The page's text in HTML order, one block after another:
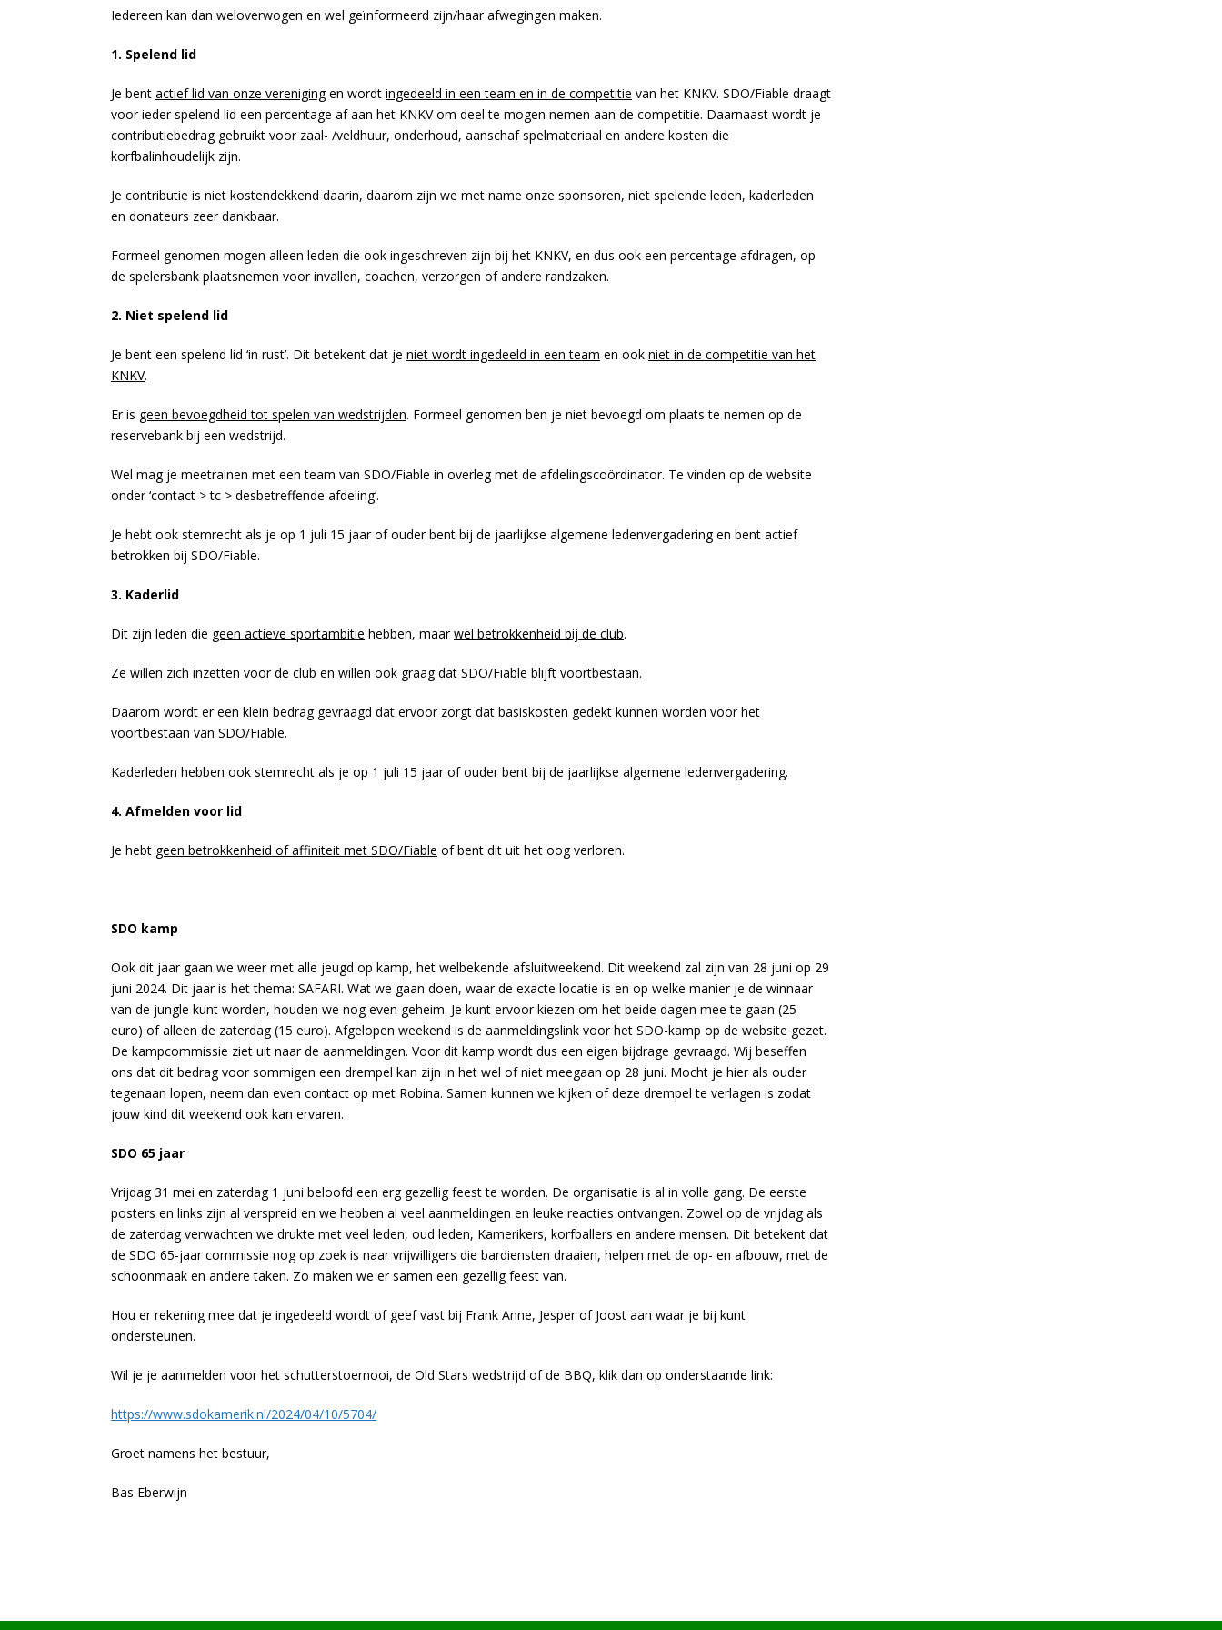
Iedereen kan dan weloverwogen en wel geïnformeerd zijn/haar afwegingen maken.
1. Spelend lid
Je bent actief lid van onze verenigingen wordt ingedeeld in een team en in de competitie van het KNKV. SDO/Fiable draagt
voor ieder spelend lid een percentage af aan het KNKV om deel te mogen nemen aan de competitie. Daarnaast wordt je
contributiebedrag gebruikt voor zaal- /veldhuur, onderhoud, aanschaf spelmateriaal en andere kosten die
korfbalinhoudelijk zijn.
Je contributie is niet kostendekkend daarin, daarom zijn we met name onze sponsoren, niet spelende leden, kaderleden
en donateurs zeer dankbaar.
Formeel genomen mogen alleen leden die ook ingeschreven zijn bij het KNKV, en dus ook een percentage afdragen, op
de spelersbank plaatsnemen voor invallen, coachen, verzorgen of andere randzaken.
2. Niet spelend lid
Je bent een spelend lid ‘in rust’. Dit betekent dat je niet wordt ingedeeld in een team en ook niet in de competitie van het
KNKV.
Er is geen bevoegdheid tot spelen van wedstrijden. Formeel genomen ben je niet bevoegd om plaats te nemen op de
reservebank bij een wedstrijd.
Wel mag je meetrainen met een team van SDO/Fiable in overleg met de afdelingscoördinator. Te vinden op de website
onder ‘contact > tc > desbetreffende afdeling’.
Je hebt ook stemrecht als je op 1 juli 15 jaar of ouder bent bij de jaarlijkse algemene ledenvergadering en bent actief
betrokken bij SDO/Fiable.
3. Kaderlid
Dit zijn leden die geen actieve sportambitie hebben, maarwel betrokkenheid bij de club.
Ze willen zich inzetten voor de club en willen ook graag dat SDO/Fiable blijft voortbestaan.
Daarom wordt er een klein bedrag gevraagd dat ervoor zorgt dat basiskosten gedekt kunnen worden voor het
voortbestaan van SDO/Fiable.
Kaderleden hebben ook stemrecht als je op 1 juli 15 jaar of ouder bent bij de jaarlijkse algemene ledenvergadering.
4. Afmelden voor lid
Je hebt geen betrokkenheid of affiniteit met SDO/Fiable of bent dit uit het oog verloren.
SDO kamp
Ook dit jaar gaan we weer met alle jeugd op kamp, het welbekende afsluitweekend. Dit weekend zal zijn van 28 juni op 29
juni 2024. Dit jaar is het thema: SAFARI. Wat we gaan doen, waar de exacte locatie is en op welke manier je de winnaar
van de jungle kunt worden, houden we nog even geheim. Je kunt ervoor kiezen om het beide dagen mee te gaan (25
euro) of alleen de zaterdag (15 euro). Afgelopen weekend is de aanmeldingslink voor het SDO-kamp op de website gezet.
De kampcommissie ziet uit naar de aanmeldingen. Voor dit kamp wordt dus een eigen bijdrage gevraagd. Wij beseffen
ons dat dit bedrag voor sommigen een drempel kan zijn in het wel of niet meegaan op 28 juni. Mocht je hier als ouder
tegenaan lopen, neem dan even contact op met Robina. Samen kunnen we kijken of deze drempel te verlagen is zodat
jouw kind dit weekend ook kan ervaren.
SDO 65 jaar
Vrijdag 31 mei en zaterdag 1 juni beloofd een erg gezellig feest te worden. De organisatie is al in volle gang. De eerste
posters en links zijn al verspreid en we hebben al veel aanmeldingen en leuke reacties ontvangen. Zowel op de vrijdag als
de zaterdag verwachten we drukte met veel leden, oud leden, Kamerikers, korfballers en andere mensen. Dit betekent dat
de SDO 65-jaar commissie nog op zoek is naar vrijwilligers die bardiensten draaien, helpen met de op- en afbouw, met de
schoonmaak en andere taken. Zo maken we er samen een gezellig feest van.
Hou er rekening mee dat je ingedeeld wordt of geef vast bij Frank Anne, Jesper of Joost aan waar je bij kunt
ondersteunen.
Wil je je aanmelden voor het schutterstoernooi, de Old Stars wedstrijd of de BBQ, klik dan op onderstaande link:
https://www.sdokamerik.nl/2024/04/10/5704/
Groet namens het bestuur,
Bas Eberwijn